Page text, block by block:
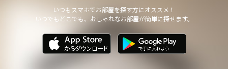
いつもスマホでお部屋を探す方にオススメ！
いつでもどこでも、おしゃれなお部屋が簡単に探せます。